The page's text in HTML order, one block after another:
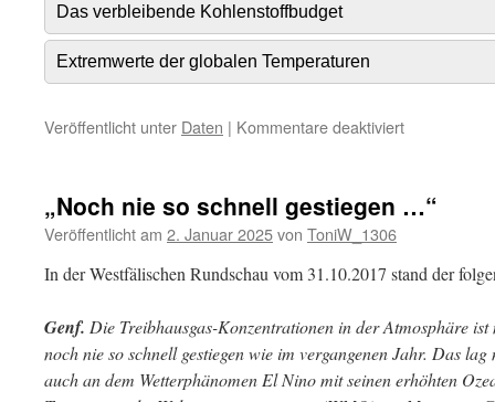
Das verbleibende Kohlenstoffbudget
Extremwerte der globalen Temperaturen
Veröffentlicht unter Daten | Kommentare deaktiviertfür
„Noch nie so schnell gestiegen …“
Veröffentlicht am 2. Januar 2025von ToniW_1306
In der Westfälischen Rundschau vom 31.10.2017 stand der
Genf. Die Treibhausgas-Konzentrationen in der Atmosphäre
noch nie so schnell gestiegen wie im vergangenen Jahr. Das
auch an dem Wetterphänomen El Nino mit seinen erhöhten